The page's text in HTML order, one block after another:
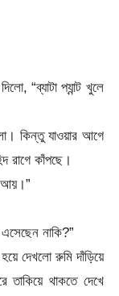
“ব্যাটা প্যান্ট খুলে
কিন্তু যাওয়ার আগে
রাগে কাঁপছে।
আয়।”
নাকি?”
দেখলো রুমি দাঁড়িয়ে
থাকতে দেখে